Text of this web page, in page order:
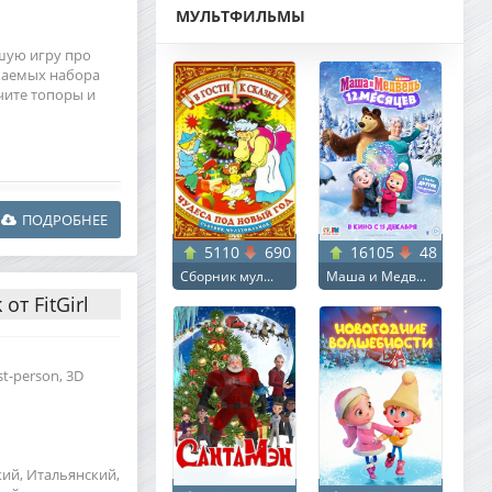
игру про
набора
топоры и
ПОДРОБНЕЕ
FitGirl
person, 3D
Итальянский,
МУЛЬТФИЛЬМЫ
5110 690
Сборник мул...
16105 48
Маша и Медв...